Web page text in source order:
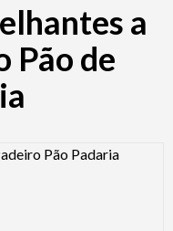
a
Pão de
Preview Image